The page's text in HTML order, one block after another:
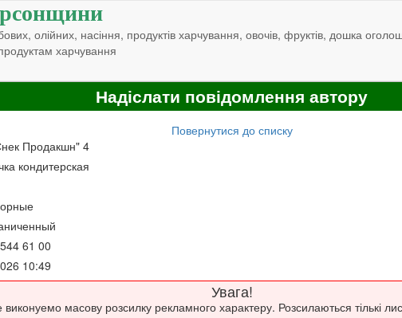
олійних, насіння, продуктів харчування, овочів, фруктів, дошка
харчування
Надіслати повідомлення автору
Повернутися до списку
Продакшн" 4
кондитерская
61 00
10:49
Увага!
масову розсилку рекламного характеру. Розсилаються тількі